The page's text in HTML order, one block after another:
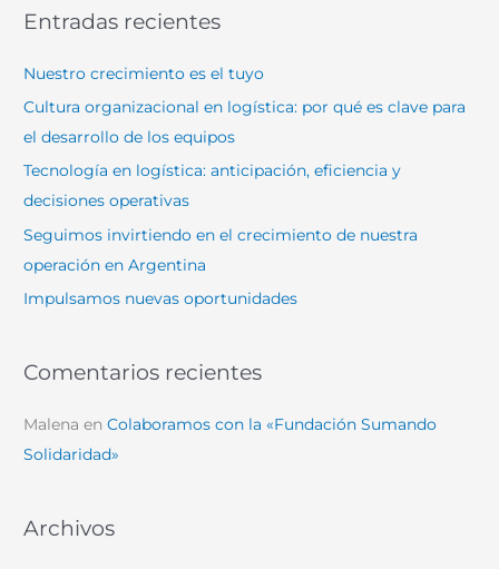
c
r
:
Entradas recientes
Nuestro crecimiento es el tuyo
Cultura organizacional en logística: por qué es clave para
el desarrollo de los equipos
Tecnología en logística: anticipación, eficiencia y
decisiones operativas
Seguimos invirtiendo en el crecimiento de nuestra
operación en Argentina
Impulsamos nuevas oportunidades
Comentarios recientes
Malena enColaboramos con la «Fundación Sumando
Solidaridad»
Archivos